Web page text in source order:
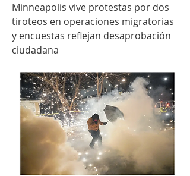
Minneapolis vive protestas por dos
tiroteos en operaciones migratorias
y encuestas reflejan desaprobación
ciudadana